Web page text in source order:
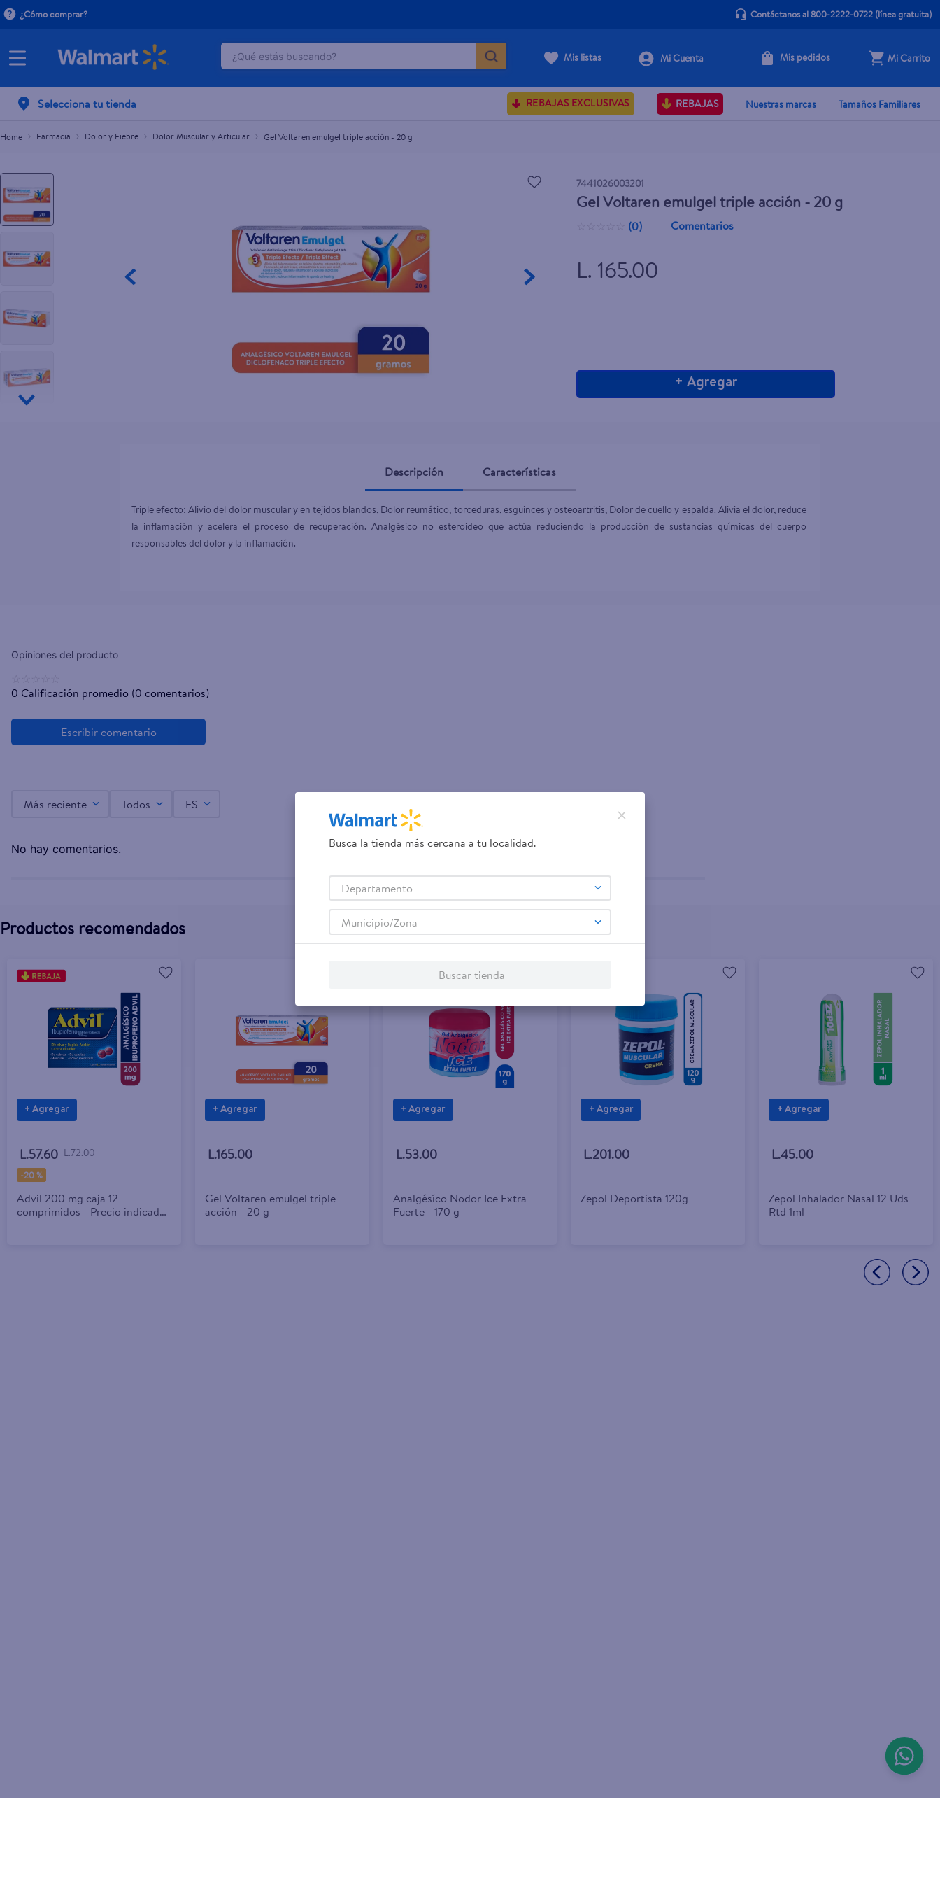
¿Cómo comprar? Contáctanos al 800-2222-0722(línea gratuita)
¿Qué estás buscando?
Mis listas Mis pedidos Mi Carrito
Selecciona tu tienda REBAJAS EXCLUSIVAS REBAJAS Nuestras marcas Tamaños Familiares
Farmacia Dolor y Fiebre Dolor Muscular y Articular Gel Voltaren emulgel triple acción - 20 g
7441026003201
Gel Voltaren emulgel triple acción - 20 g
(0) Comentarios
L. 165.00
+ Agregar
Gel Voltaren emulgel triple acción - 20 g
L.165.00 + Agregar
Descripción Características
Triple efecto: Alivio del dolor muscular y en tejidos blandos, Dolor reumático, torceduras, esguinces y osteoartritis, Dolor de cuello y espalda. Alivia el dolor, reduce
la inflamación y acelera el proceso de recuperación. Analgésico no esteroideo que actúa reduciendo la producción de sustancias químicas del cuerpo
responsables del dolor y la inflamación.
0 Calificación promedio (0 comentarios)
Más reciente Todos ES
No hay comentarios.
Productos recomendados
+ Agregar
L.57.60 L.72.00
-20 %
Advil 200 mg caja 12
comprimidos - Precio indicado
+ Agregar
L.165.00
Gel Voltaren emulgel triple
acción - 20 g
+ Agregar
L.53.00
Analgésíco Nodor Ice Extra
Fuerte - 170 g
+ Agregar
L.201.00
Zepol Deportista 120g
+ Agregar
L.45.00
Zepol Inhalador Nasal 12 Uds
Rtd 1ml
Busca la tienda más cercana a tu localidad.
Departamento
Municipio/Zona
Buscar tienda
TÉRMINOS MÁS BUSCADOS
2
dove uv
6.
gillette venus
7.
pañales
8.
goodyear